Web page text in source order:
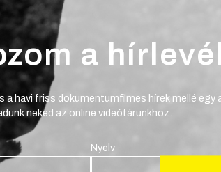
a
a havi friss dokumentumfilmes hírek mellé egy
neked az online videótárunkhoz.
Nyelv